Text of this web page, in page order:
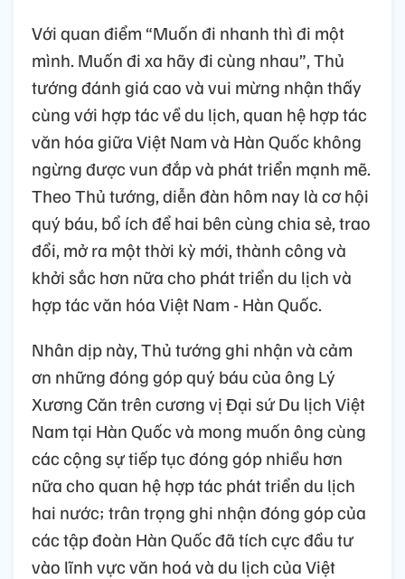
Với quan điểm “Muốn đi nhanh thì đi một
mình. Muốn đi xa hãy đi cùng nhau”, Thủ
tướng đánh giá cao và vui mừng nhận thấy
cùng với hợp tác về du lịch, quan hệ hợp tác
văn hóa giữa Việt Nam và Hàn Quốc không
ngừng được vun đắp và phát triển mạnh mẽ.
Theo Thủ tướng, diễn đàn hôm nay là cơ hội
quý báu, bổ ích để hai bên cùng chia sẻ, trao
đổi, mở ra một thời kỳ mới, thành công và
khởi sắc hơn nữa cho phát triển du lịch và
hợp tác văn hóa Việt Nam - Hàn Quốc.
Nhân dịp này, Thủ tướng ghi nhận và cảm
ơn những đóng góp quý báu của ông Lý
Xương Căn trên cương vị Đại sứ Du lịch Việt
Nam tại Hàn Quốc và mong muốn ông cùng
các cộng sự tiếp tục đóng góp nhiều hơn
nữa cho quan hệ hợp tác phát triển du lịch
hai nước; trân trọng ghi nhận đóng góp của
các tập đoàn Hàn Quốc đã tích cực đầu tư
vào lĩnh vực văn hoá và du lịch của Việt